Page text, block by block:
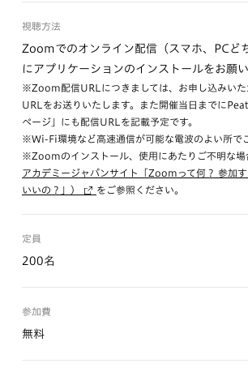
視聴方法
Zoomでのオンライン配信（スマホ、PCど
にアプリケーションのインストールをお願い
※Zoom配信URLにつきましては、お申し込みいた
URLをお送りいたします。また開催当日までに
ページ」にも配信URLを記載予定です。
※Wi-Fi環境など高速通信が可能な電波のよい所で
※Zoomのインストール、使用にあたりご不明な場
アカデミージャパンサイト「Zoomって何？ 参加
いいの？」）
をご参照ください。
定員
200名
参加費
無料